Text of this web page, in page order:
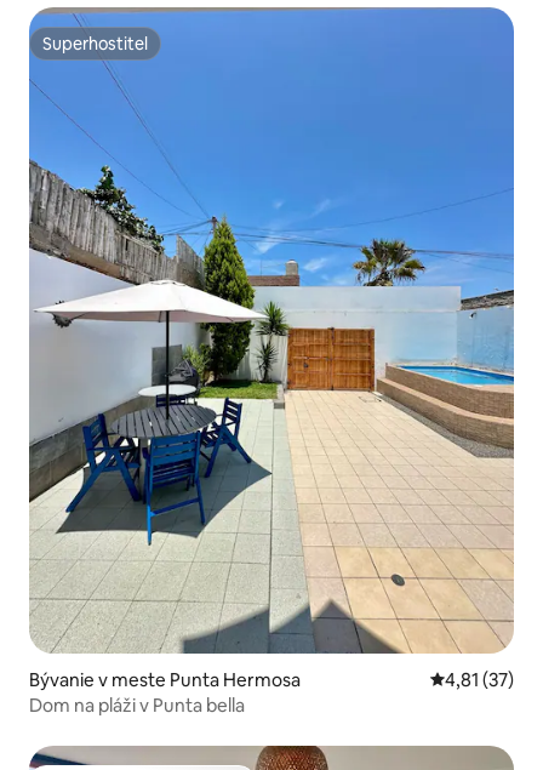
Superhostiteľ
Superhostiteľ
Bývanie v meste Punta Hermosa Priemerné
4,81 (37)
Dom na pláži v Punta bella